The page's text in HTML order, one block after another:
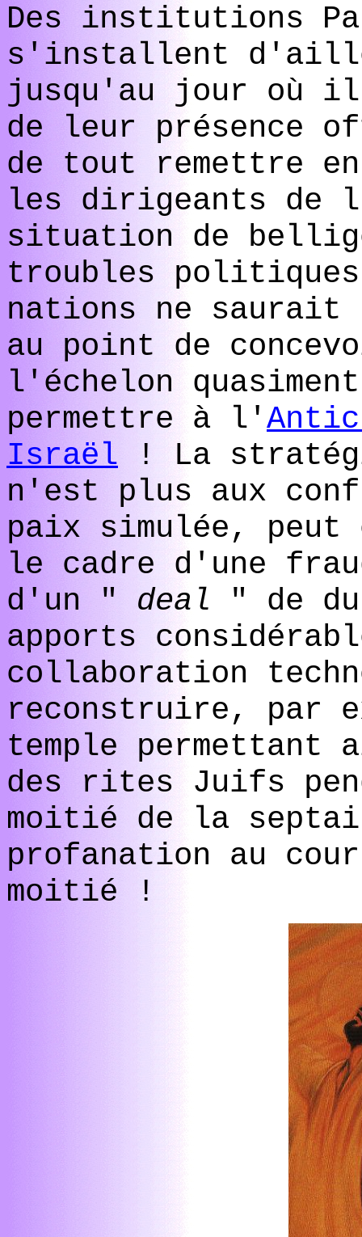
Des institutions
s'installent
jusqu'au jour où il
de leur présence
de tout remettre
les dirigeants de
situation de
troubles
nations ne saurait
au point de
l'échelon
permettre à l'
Israël ! La
n'est plus aux
paix simulée, peut
le cadre d'une
d'un " deal " de
apports
collaboration
reconstruire, par
temple
des rites Juifs
moitié de la
profanation au
moitié !